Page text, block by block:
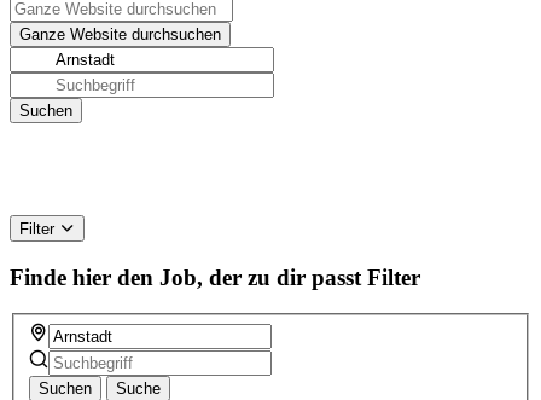
Filter
Finde hier den Job, der zu dir passt Filter
Suchen Suche